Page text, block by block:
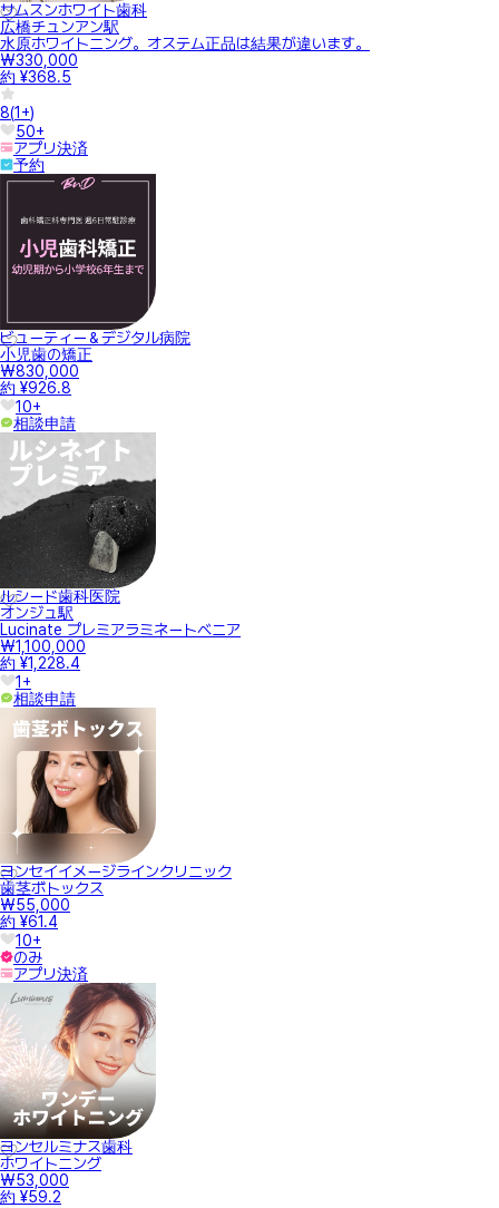
サムスンホワイト歯科
広橋チュンアン駅
水原ホワイトニング。オステム正品は結果が違います。
₩330,000
約 ¥368.5
8(1+)
50+
アプリ決済
予約
ビューティー＆デジタル病院
小児歯の矯正
₩830,000
約 ¥926.8
10+
相談申請
ルシード歯科医院
オンジュ駅
Lucinate プレミアラミネートべニア
₩1,100,000
約 ¥1,228.4
1+
相談申請
ヨンセイイメージラインクリニック
歯茎ボトックス
₩55,000
約 ¥61.4
10+
のみ
アプリ決済
ヨンセルミナス歯科
ホワイトニング
₩53,000
約 ¥59.2